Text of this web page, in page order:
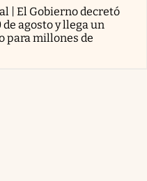
| El Gobierno decretó
agosto y llega un
para millones de